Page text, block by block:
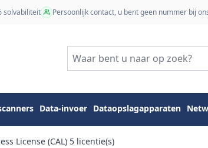
solvabiliteit Persoonlijk contact, u bent geen nummer bij
Data-invoer Dataopslagapparaten
License (CAL) 5 licentie(s)